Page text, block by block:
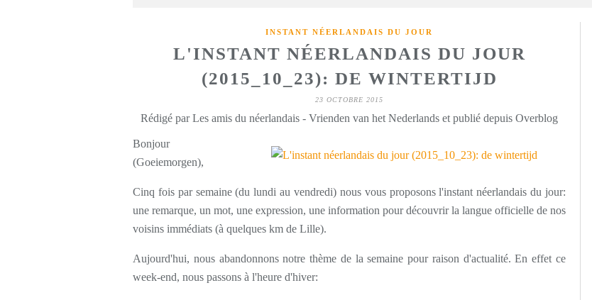
INSTANT NÉERLANDAIS DU JOUR
L'INSTANT NÉERLANDAIS DU JOUR
(2015_10_23): DE WINTERTIJD
23 OCTOBRE 2015
Rédigé par Les amis du néerlandais - Vrienden van het Nederlands et publié depuis Overblog
Bonjour
(Goeiemorgen),
Cinq fois par semaine (du lundi au vendredi) nous vous proposons l'instant néerlandais du jour:
une remarque, un mot, une expression, une information pour découvrir la langue officielle de nos
voisins immédiats (à quelques km de Lille).
Aujourd'hui, nous abandonnons notre thème de la semaine pour raison d'actualité. En effet ce
week-end, nous passons à l'heure d'hiver: